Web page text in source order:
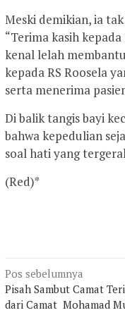
Meski demikian, ia
“Terima kasih
kenal lelah
kepada RS Roosela
serta menerima
Di balik tangis bayi
bahwa kepedulian
soal hati yang
(Red)*
Navigasi
pos
Pos sebelumnya
Pisah Sambut Camat
dari Camat Mohamad